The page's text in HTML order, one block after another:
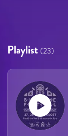
Playlist (23)